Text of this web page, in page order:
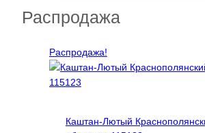
Распродажа
Распродажа!
Каштан-Лютый